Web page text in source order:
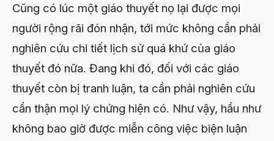
Cũng có lúc một giáo thuyết nọ lại được mọi
người rộng rãi đón nhận, tới mức không cần phải
nghiên cứu chi tiết lịch sử quá khứ của giáo
thuyết đó nữa. Đang khi đó, đối với các giáo
thuyết còn bị tranh luận, ta cần phải nghiên cứu
cẩn thận mọi lý chứng hiện có. Như vậy, hầu như
không bao giờ được miễn công việc biện luận